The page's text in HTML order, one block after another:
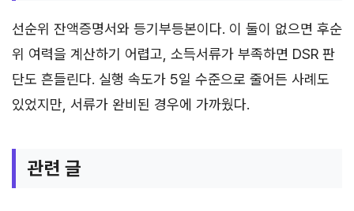
선순위 잔액증명서와 등기부등본이다. 이 둘이 없으면 후순
위 여력을 계산하기 어렵고, 소득서류가 부족하면 DSR 판
단도 흔들린다. 실행 속도가 5일 수준으로 줄어든 사례도
있었지만, 서류가 완비된 경우에 가까웠다.
관련 글